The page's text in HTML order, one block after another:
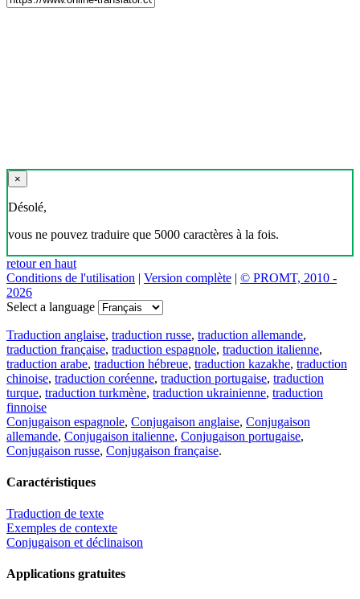
×
Désolé,
vous ne pouvez traduire que 5000 caractères à la fois.
retour en haut
Conditions de l'utilisation | Version complète | © PROMT, 2010 -
2026
Select a language
Traduction anglaise, traduction russe, traduction allemande,
traduction française, traduction espagnole, traduction italienne,
traduction arabe, traduction hébreue, traduction kazakhe, traduction
chinoise, traduction coréenne, traduction portugaise, traduction
turque, traduction turkmène, traduction ukrainienne, traduction
finnoise
Conjugaison espagnole, Conjugaison anglaise, Conjugaison
allemande, Conjugaison italienne, Conjugaison portugaise,
Conjugaison russe, Conjugaison française.
Caractéristiques
Traduction de texte
Exemples de contexte
Conjugaison et déclinaison
Applications gratuites